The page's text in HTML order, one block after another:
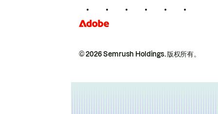
© 2026 Semrush Holdings.版权所有。